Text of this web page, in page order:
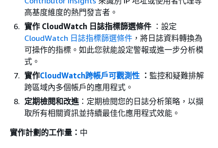
高基度維度的熱門發言者。
實作 CloudWatch 日誌指標篩選條件 ：設定
CloudWatch 日誌指標篩選條件 ，將日誌資料轉換為
可操作的指標。如此您就能設定警報或進一步分析模
式。
實作CloudWatch跨帳戶可觀測性 ： 監控和疑難排解
跨區域內多個帳戶的應用程式。
定期檢閱和改進 ：定期檢閱您的日誌分析策略，以擷
取所有相關資訊並持續最佳化應用程式效能。
實作計劃的工作量： 中